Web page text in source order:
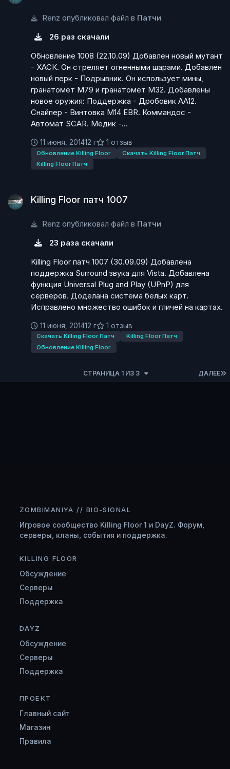
Renz опубликовал файл в Патчи
26 раз скачали
Обновление 1008 (22.10.09) Добавлен новый мутант
- ХАСК. Он стреляет огненными шарами. Добавлен
новый перк - Подрывник. Он использует мины,
гранатомет М79 и гранатомет М32. Добавлены
новое оружия: Поддержка - Дробовик АА12.
Снайпер - Винтовка М14 EBR. Коммандос -
Автомат SCAR. Медик -...
11 июня, 201412 г 1 отзыв
Обновление Killing Floor
Скачать Killing Floor Патч
Killing Floor Патч
Killing Floor патч 1007
Renz опубликовал файл в Патчи
23 раза скачали
Killing Floor патч 1007 (30.09.09) Добавлена
поддержка Surround звука для Vista. Добавлена
функция Universal Plug and Play (UPnP) для
серверов. Доделана система белых карт.
Исправлено множество ошибок и гличей на картах.
11 июня, 201412 г 1 отзыв
Скачать Killing Floor Патч
Killing Floor Патч
Обновление Killing Floor
ДАЛЕЕ
СТРАНИЦА 1 ИЗ 3
ZOMBIMANIYA // BIO-SIGNAL
Игровое сообщество Killing Floor 1 и DayZ. Форум,
серверы, кланы, события и поддержка.
KILLING FLOOR
Обсуждение
Серверы
Поддержка
DAYZ
Обсуждение
Серверы
Поддержка
ПРОЕКТ
Главный сайт
Магазин
Правила